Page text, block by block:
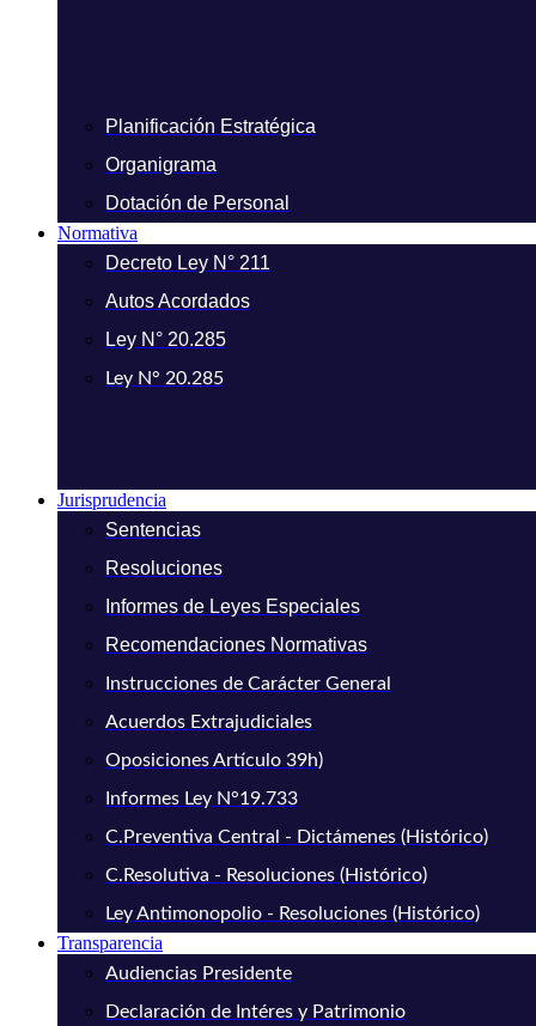
Planificación Estratégica
Organigrama
Dotación de Personal
Normativa
Decreto Ley N° 211
Autos Acordados
Ley N° 20.285
Ley N° 20.285
Jurisprudencia
Sentencias
Resoluciones
Informes de Leyes Especiales
Recomendaciones Normativas
Instrucciones de Carácter General
Acuerdos Extrajudiciales
Oposiciones Artículo 39h)
Informes Ley N°19.733
C.Preventiva Central - Dictámenes (Histórico)
C.Resolutiva - Resoluciones (Histórico)
Ley Antimonopolio - Resoluciones (Histórico)
Transparencia
Audiencias Presidente
Declaración de Intéres y Patrimonio